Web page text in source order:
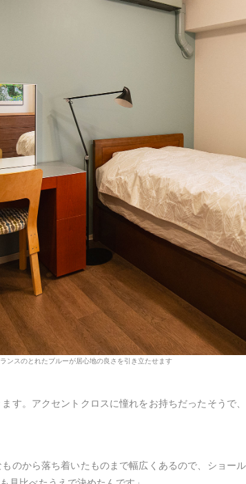
ンスのとれたブルーが居心地の良さを引き立たせます
す。アクセントクロスに憧れをお持ちだったそうで
のから落ち着いたものまで幅広くあるので、ショ